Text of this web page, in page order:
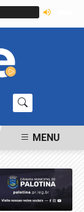
CASAL É
MENU